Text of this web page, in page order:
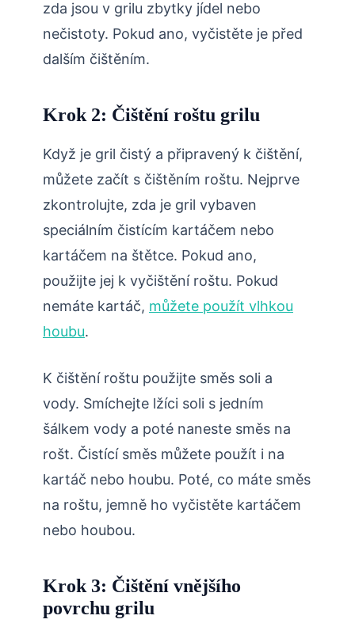
zda jsou v grilu zbytky jídel nebo
nečistoty. Pokud ano, vyčistěte je před
dalším čištěním.
Krok 2: Čištění roštu grilu
Když je gril čistý a připravený k čištění,
můžete začít s čištěním roštu. Nejprve
zkontrolujte, zda je gril vybaven
speciálním čistícím kartáčem nebo
kartáčem na štětce. Pokud ano,
použijte jej k vyčištění roštu. Pokud
nemáte kartáč, můžete použít vlhkou
houbu.
K čištění roštu použijte směs soli a
vody. Smíchejte lžíci soli s jedním
šálkem vody a poté naneste směs na
rošt. Čistící směs můžete použít i na
kartáč nebo houbu. Poté, co máte směs
na roštu, jemně ho vyčistěte kartáčem
nebo houbou.
Krok 3: Čištění vnějšího
povrchu grilu